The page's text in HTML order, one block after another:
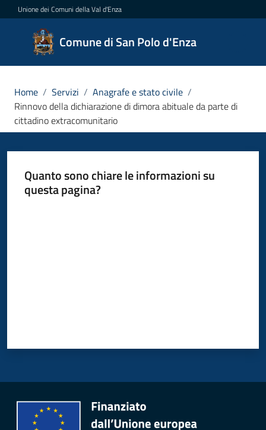
Vai al contenuto
Vai alla navigazione
Vai al footer
Unione dei Comuni della Val d'Enza
Comune di San Polo d'Enza
Comune
di San
d'Enza
Novità
o
Home / Servizi / Anagrafe e stato civile /
Rinnovo della dichiarazione di dimora abituale da parte di
cittadino extracomunitario
Quanto sono chiare le informazioni su
questa pagina?